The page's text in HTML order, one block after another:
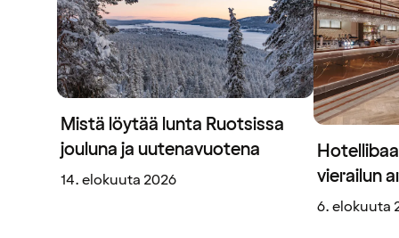
Mistä löytää lunta Ruotsissa
jouluna ja uutenavuotena
14. elokuuta 2026
vierailun
6. elokuuta